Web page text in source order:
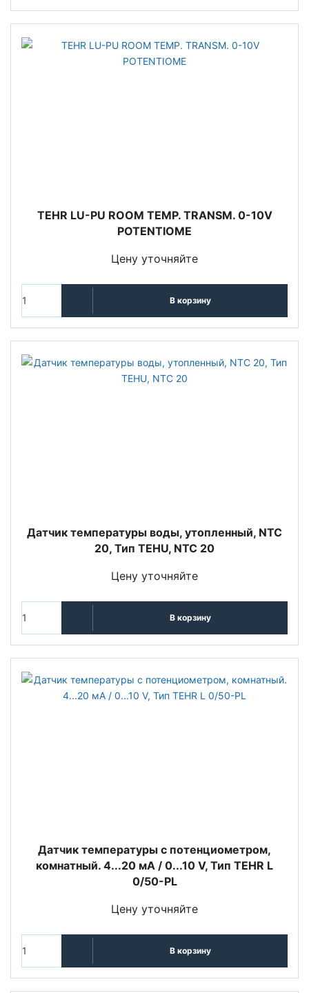
TEHR LU-PU ROOM TEMP. TRANSM. 0-10V
POTENTIOME
Цену уточняйте
В корзину
Датчик температуры воды, утопленный, NTC
20, Тип TEHU, NTC 20
Цену уточняйте
В корзину
Датчик температуры с потенциометром,
комнатный. 4...20 мA / 0...10 V, Тип TEHR L
0/50-PL
Цену уточняйте
В корзину